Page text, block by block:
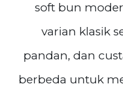
soft bun
varian klasik
pandan, dan
berbeda untuk